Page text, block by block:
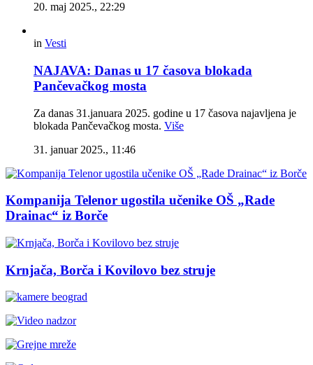
20. maj 2025., 22:29
in Vesti
NAJAVA: Danas u 17 časova blokada
Pančevačkog mosta
Za danas 31.januara 2025. godine u 17 časova najavljena je
blokada Pančevačkog mosta. Više
31. januar 2025., 11:46
Kompanija Telenor ugostila učenike OŠ „Rade
Drainac“ iz Borče
Krnjača, Borča i Kovilovo bez struje